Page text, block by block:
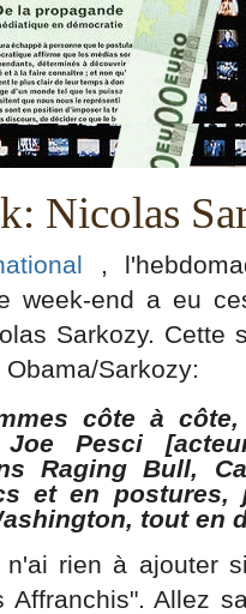
Nicolas
,
week-end a eu
Sarkozy. Cette
Sarkozy:
côte à
Pesci
Raging Bull,
et en
tout en
rien à ajouter
Allez